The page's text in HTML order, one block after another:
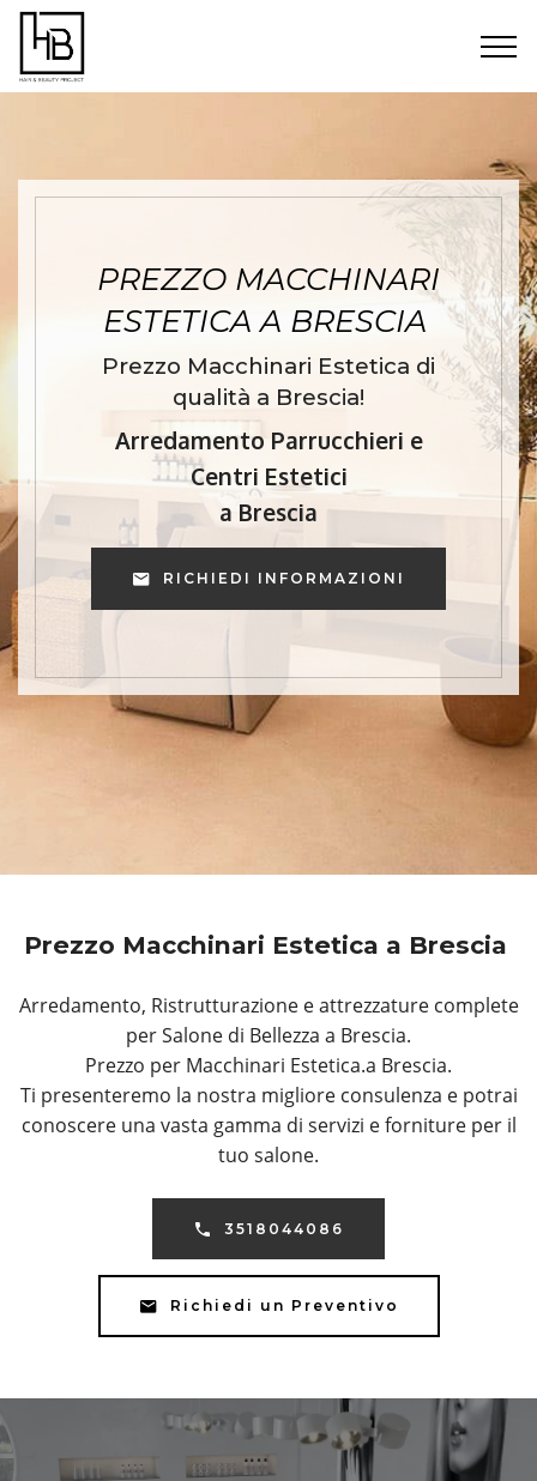
PREZZO MACCHINARI
ESTETICA A BRESCIA
Prezzo Macchinari Estetica di
qualità a Brescia!
Arredamento Parrucchieri e
Centri Estetici
a Brescia
RICHIEDI INFORMAZIONI
Prezzo Macchinari Estetica a Brescia
Arredamento, Ristrutturazione e attrezzature complete
per Salone di Bellezza a Brescia.
Prezzo per Macchinari Estetica.a Brescia.
Ti presenteremo la nostra migliore consulenza e potrai
conoscere una vasta gamma di servizi e forniture per il
tuo salone.
3518044086
Richiedi un Preventivo